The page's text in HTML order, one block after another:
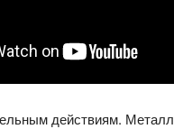
действиям.